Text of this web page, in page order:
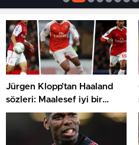
Jürgen Klopp’tan Haaland
sözleri: Maalesef iyi bir
transfer